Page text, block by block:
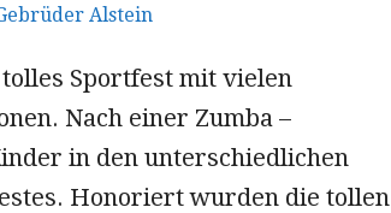
Alstein
Sportfest mit vielen
Nach einer Zumba –
in den unterschiedlichen
Honoriert wurden die tollen